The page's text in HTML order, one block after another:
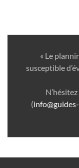
« Le
susceptible
(